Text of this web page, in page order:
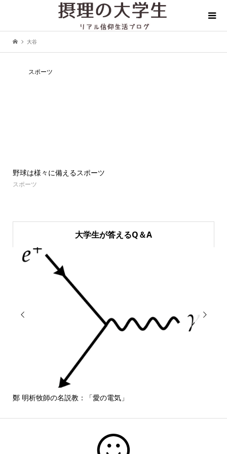
大谷
スポーツ
野球は様々に備えるスポーツ
スポーツ
大学生が答えるQ＆A

鄭 明析牧師の名説教：「愛の電気」
